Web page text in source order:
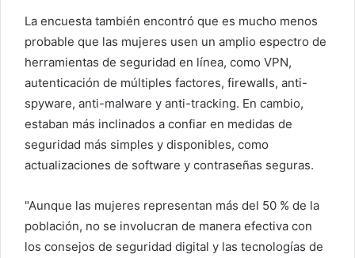
La encuesta también encontró que es mucho menos
probable que las mujeres usen un amplio espectro de
herramientas de seguridad en línea, como VPN,
autenticación de múltiples factores, firewalls, anti-
spyware, anti-malware y anti-tracking. En cambio,
estaban más inclinados a confiar en medidas de
seguridad más simples y disponibles, como
actualizaciones de software y contraseñas seguras.
"Aunque las mujeres representan más del 50 % de la
población, no se involucran de manera efectiva con
los consejos de seguridad digital y las tecnologías de